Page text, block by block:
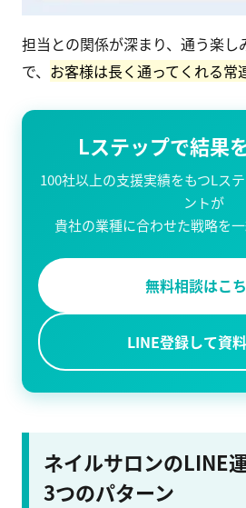
担当との関係が深まり、通う楽し
で、 お客様は長く通ってくれる常
Lステップで結果
100社以上の支援実績をもつLス
ントが
貴社の業種に合わせた戦略を一
無料相談はこ
LINE登録して資
ネイルサロンのLINE
3つのパターン